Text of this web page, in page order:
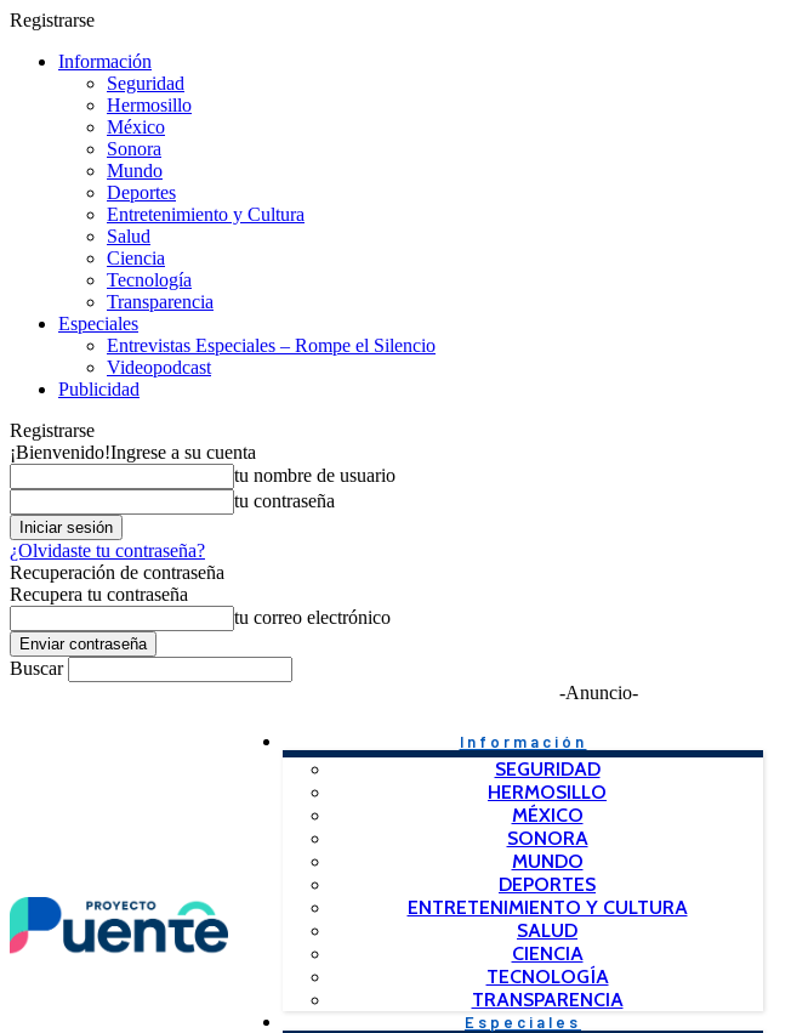
Registrarse
Información
Seguridad
Hermosillo
México
Sonora
Mundo
Deportes
Entretenimiento y Cultura
Salud
Ciencia
Tecnología
Transparencia
Especiales
Entrevistas Especiales – Rompe el Silencio
Videopodcast
Publicidad
Registrarse
¡Bienvenido!Ingrese a su cuenta
tu nombre de usuario
tu contraseña
¿Olvidaste tu contraseña?
Recuperación de contraseña
Recupera tu contraseña
tu correo electrónico
Buscar
-Anuncio-
Información
SEGURIDAD
HERMOSILLO
MÉXICO
SONORA
MUNDO
DEPORTES
ENTRETENIMIENTO Y CULTURA
SALUD
CIENCIA
TECNOLOGÍA
TRANSPARENCIA
Especiales